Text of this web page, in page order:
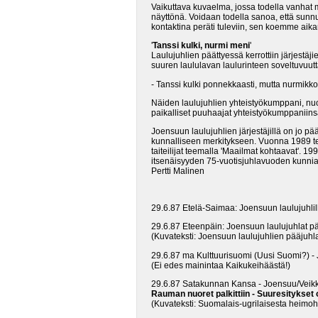
Vaikuttava kuvaelma, jossa todella
näyttönä. Voidaan todella sanoa, että
kontaktina peräti tuleviin, sen koemme
'Tanssi kulki, nurmi meni'
Laulujuhlien päättyessä kerrottiin
suuren laululavan laulurinteen
- Tanssi kulki ponnekkaasti, mutta
Näiden laulujuhlien yhteistyökumppani,
paikalliset puuhaajat
Joensuun laulujuhlien järjestäjillä on jo
kunnalliseen merkitykseen. Vuonna 1989
taiteilijat teemalla 'Maailmat kohtaavat'.
itsenäisyyden 75-vuotisjuhlavuoden
Pertti Malinen
29.6.87 Etelä-Saimaa: Joensuun
29.6.87 Eteenpäin: Joensuun laulujuhlat
(Kuvateksti: Joensuun laulujuhlien
29.6.87 ma Kulttuurisuomi (Uusi Suomi?)
(Ei edes mainintaa Kaikukeihäästä!)
29.6.87 Satakunnan Kansa - Joensuu/
Rauman nuoret palkittiin -
(Kuvateksti: Suomalais-ugrilaisesta